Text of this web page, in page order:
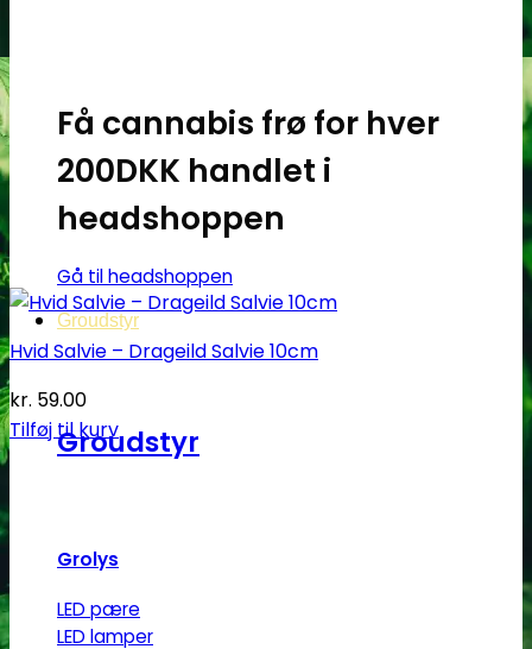
Få cannabis frø for hver
200DKK handlet i
headshoppen
Gå til headshoppen
Groudstyr
Groudstyr
Grolys
LED pære
LED lamper
Hvid Salvie – Drageild Salvie 10cm
kr. 59.00
Tilføj til kurv